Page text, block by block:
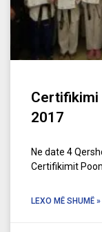
Certifikimi
2017
Ne date 4
Certifikimit
LEXO MË SHUMË »